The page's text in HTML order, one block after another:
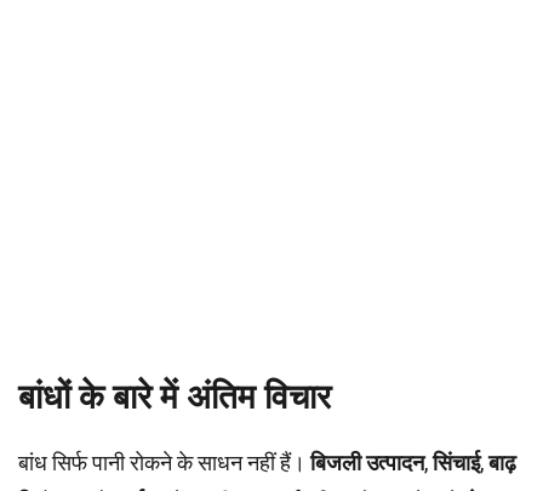
बांधों के बारे में अंतिम विचार
बांध सिर्फ पानी रोकने के साधन नहीं हैं।बिजली उत्पादन,सिंचाई,बाढ़